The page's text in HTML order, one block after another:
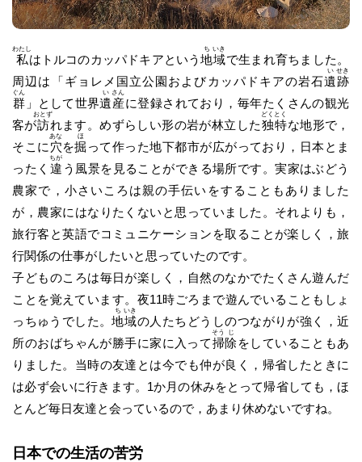
私
わたし
はトルコのカッパドキアという地
ち
域
いき
で生まれ育ちました。
周辺は「ギョレメ国立公園およびカッパドキアの岩石遺
い
跡
せき
群
ぐん
」として世界遺
い
産
さん
に登録されており，毎年たくさんの観光
客が訪
おとず
れます。めずらしい形の岩が林立した独
どく
特
とく
な地形で，
そこに 穴
あな
を掘
ほ
って作った地下都市が広がっており，日本とま
ったく 違
ちが
う風景を見ることができる場所です。実家はぶどう
農家で，小さいころは親の手伝いをすることもありました
が，農家にはなりたくないと思っていました。それよりも，
旅行客と英語でコミュニケーションを取ることが楽しく，旅
行関係の仕事がしたいと思っていたのです。
子どものころは毎日が楽しく，自然のなかでたくさん遊んだ
ことを覚えています。夜11時ごろまで遊んでいることもしょ
っちゅうでした。地
ち
域
いき
の人たちどうしのつながりが強く，近
所のおばちゃんが勝手に家に入って掃
そう
除
じ
をしていることもあ
りました。当時の友達とは今でも仲が良く，帰省したときに
は必ず会いに行きます。1か月の休みをとって帰省しても，ほ
とんど毎日友達と会っているので，あまり休めないですね。
日本での生活の苦労